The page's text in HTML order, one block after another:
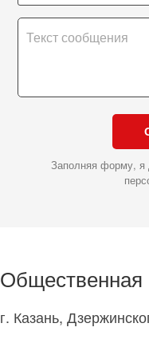
Заполняя форму, я
Общественная
г. Казань,